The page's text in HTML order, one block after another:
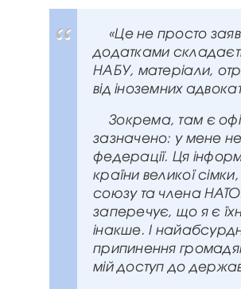
«Це не просто
додатками
НАБУ, матеріали,
від іноземних
Зокрема, там є
зазначено: у мене
федерації. Ця
країни великої
союзу та члена
заперечує, що я є
інакше. І
припинення
мій доступ до